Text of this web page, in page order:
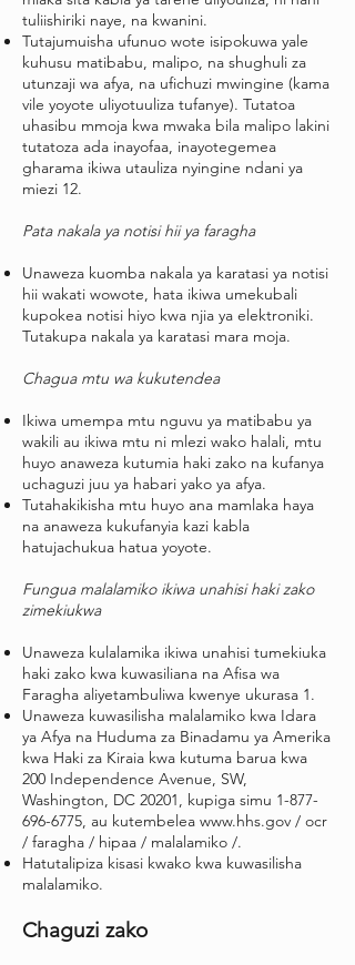
tuliishiriki naye, na kwanini.
Tutajumuisha ufunuo wote isipokuwa yale
kuhusu matibabu, malipo, na shughuli za
utunzaji wa afya, na ufichuzi mwingine (kama
vile yoyote uliyotuuliza tufanye). Tutatoa
uhasibu mmoja kwa mwaka bila malipo lakini
tutatoza ada inayofaa, inayotegemea
gharama ikiwa utauliza nyingine ndani ya
miezi 12.
Pata nakala ya notisi hii ya faragha
Unaweza kuomba nakala ya karatasi ya notisi
hii wakati wowote, hata ikiwa umekubali
kupokea notisi hiyo kwa njia ya elektroniki.
Tutakupa nakala ya karatasi mara moja.
Chagua mtu wa kukutendea
Ikiwa umempa mtu nguvu ya matibabu ya
wakili au ikiwa mtu ni mlezi wako halali, mtu
huyo anaweza kutumia haki zako na kufanya
uchaguzi juu ya habari yako ya afya.
Tutahakikisha mtu huyo ana mamlaka haya
na anaweza kukufanyia kazi kabla
hatujachukua hatua yoyote.
Fungua malalamiko ikiwa unahisi haki zako
zimekiukwa
Unaweza kulalamika ikiwa unahisi tumekiuka
haki zako kwa kuwasiliana na Afisa wa
Faragha aliyetambuliwa kwenye ukurasa 1.
Unaweza kuwasilisha malalamiko kwa Idara
ya Afya na Huduma za Binadamu ya Amerika
kwa Haki za Kiraia kwa kutuma barua kwa
200 Independence Avenue, SW,
Washington, DC 20201, kupiga simu 1-877-
696-6775, au kutembelea www.hhs.gov / ocr
/ faragha / hipaa / malalamiko /.
Hatutalipiza kisasi kwako kwa kuwasilisha
malalamiko.
Chaguzi zako